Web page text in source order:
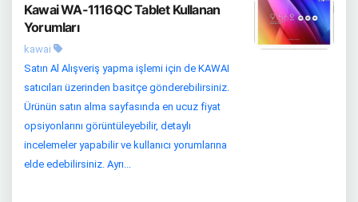
Kawai WA-1116QC Tablet Kullanan
Yorumları
kawai
Satın Al Alışveriş yapma işlemi için de KAWAI
satıcıları üzerinden basitçe gönderebilirsiniz.
Ürünün satın alma sayfasında en ucuz fiyat
opsiyonlarını görüntüleyebilir, detaylı
incelemeler yapabilir ve kullanıcı yorumlarına
elde edebilirsiniz. Ayrı...